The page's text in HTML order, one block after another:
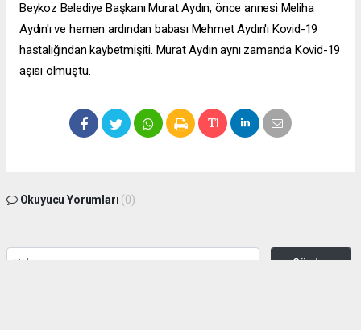
Beykoz Belediye Başkanı Murat Aydın, önce annesi Meliha
Aydın'ı ve hemen ardından babası Mehmet Aydın'ı Kovid-19
hastalığından kaybetmişiti. Murat Aydın aynı zamanda Kovid-19
aşısı olmuştu.
Okuyucu Yorumları (0)
Gönder